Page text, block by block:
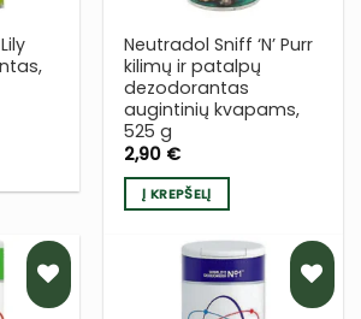
Neutradol Sniff ‘N’ Purr
kilimų ir patalpų
dezodorantas
augintinių kvapams,
525 g
2,90 €
Į KREPŠELĮ